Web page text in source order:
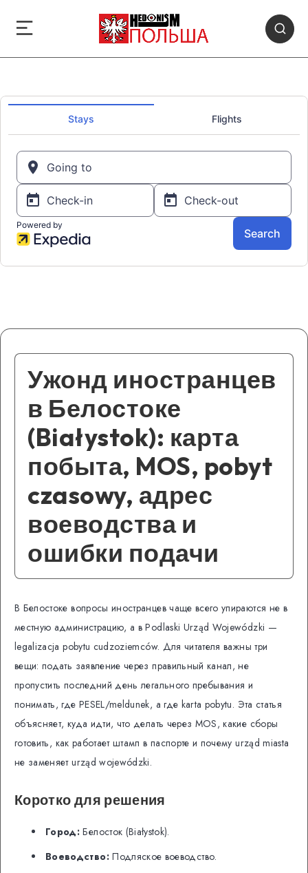
Ужонд иностранцев
в Белостоке
(Białystok): карта
побыта, MOS, pobyt
czasowy, адрес
воеводства и
ошибки подачи
В Белостоке вопросы иностранцев чаще всего упираются не в
местную администрацию, а в Podlaski Urząd Wojewódzki —
legalizacja pobytu cudzoziemców. Для читателя важны три
вещи: подать заявление через правильный канал, не
пропустить последний день легального пребывания и
понимать, где PESEL/meldunek, а где karta pobytu. Эта статья
объясняет, куда идти, что делать через MOS, какие сборы
готовить, как работает штамп в паспорте и почему urząd miasta
не заменяет urząd wojewódzki.
Коротко для решения
Город: Белосток (Białystok).
Воеводство:Подляское воеводство.